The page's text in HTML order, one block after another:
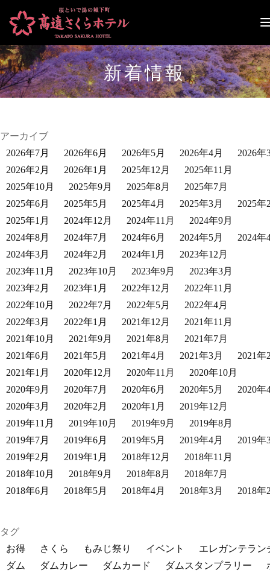
ナ
ゲ
ー
シ
ョ
ン
新着情報
アーカイブ
2026年7月
2026年6月 2026年5月 2026年4月
2026年
2026年2月
2026年1月 2025年12月
2025年11月
2025年10月
2025年9月 2025年8月
2025年7月
2025年6月
2025年5月 2025年4月 2025年3月
2025年
2025年1月
2024年12月 2024年11月
2024年9月
2024年8月
2024年7月 2024年6月 2024年5月
2024年
2024年3月
2024年2月 2024年1月
2023年12月
2023年11月
2023年10月 2023年9月
2023年3月
2023年2月
2023年1月 2022年12月
2022年11月
2022年10月
2022年7月 2022年5月
2022年4月
2022年3月
2022年1月 2021年12月
2021年11月
2021年10月
2021年9月 2021年8月
2021年7月
2021年6月
2021年5月 2021年4月 2021年3月
2021年
2021年1月
2020年12月 2020年11月
2020年10月
2020年9月
2020年7月 2020年6月 2020年5月
2020年
2020年3月
2020年2月 2020年1月
2019年12月
2019年11月
2019年10月 2019年9月
2019年8月
2019年7月
2019年6月 2019年5月 2019年4月
2019年
2019年2月
2019年1月 2018年12月
2018年11月
2018年10月
2018年9月 2018年8月
2018年7月
2018年6月
2018年5月 2018年4月 2018年3月 2018年
タグ
お得
さくら もみじ祭り イベント
エレガンテラン
ダム
ダムカレー ダムカード ダムスタンプラリー